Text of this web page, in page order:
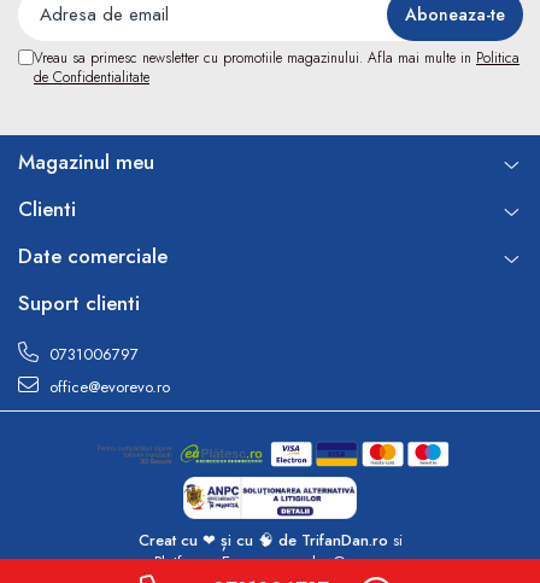
Vreau sa primesc newsletter cu promotiile magazinului. Afla mai multe in Politica
de Confidentialitate
Magazinul meu
Clienti
Date comerciale
Suport clienti
0731006797
office@evorevo.ro
Creat cu ❤ și cu 🧠 de TrifanDan.ro si
Platforma E-commerce by Gomag